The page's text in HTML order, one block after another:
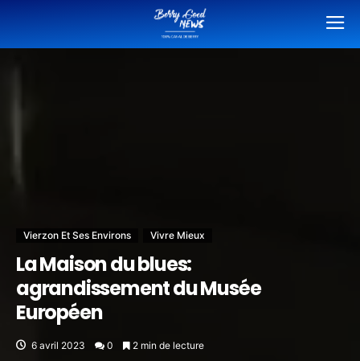
Vierzon Et Ses Environs Vivre Mieux
La Maison du blues:
agrandissement du Musée
Européen
6 avril 2023 0 2 min de lecture